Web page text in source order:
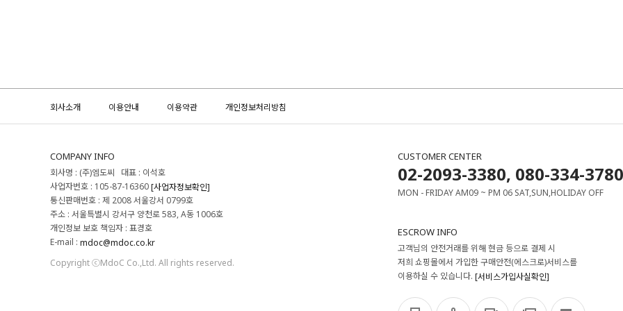
회사소개 이용안내 이용약관 개인정보처리방침
COMPANY INFO
회사명 : (주)엠도씨 대표 : 이석호
사업자번호 : 105-87-16360[사업자정보확인]
통신판매번호 : 제 2008 서울강서 0799호
주소 : 서울특별시 강서구 양천로 583, A동 1006호
개인정보 보호 책임자 : 표경호
E-mail : mdoc@mdoc.co.kr
Copyright ⓒMdoC Co.,Ltd. All rights reserved.
CUSTOMER CENTER
02-2093-3380, 080-334-3780
MON - FRIDAY AM09 ~ PM 06 SAT,SUN,HOLIDAY OFF
ESCROW INFO
고객님의 안전거래를 위해 현금 등으로 결제 시
저희 쇼핑몰에서 가입한 구매안전(에스크로)서비스를
이용하실 수 있습니다. [서비스가입사실확인]